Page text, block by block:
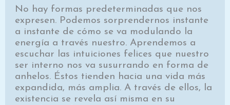
No hay formas predeterminadas que nos
expresen. Podemos sorprendernos instante
a instante de cómo se va modulando la
energía a través nuestro. Aprendemos a
escuchar las intuiciones felices que nuestro
ser interno nos va susurrando en forma de
anhelos. Éstos tienden hacia una vida más
expandida, más amplia. A través de ellos, la
existencia se revela así misma en su